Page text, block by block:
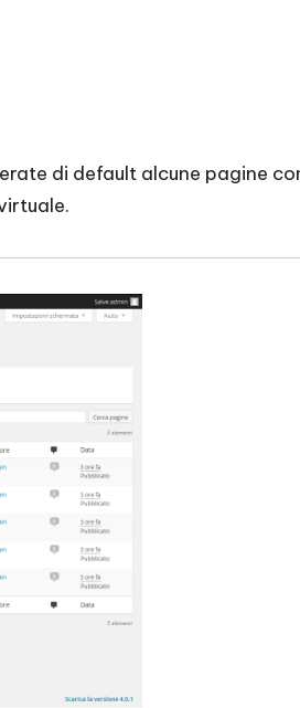
di default alcune pagine